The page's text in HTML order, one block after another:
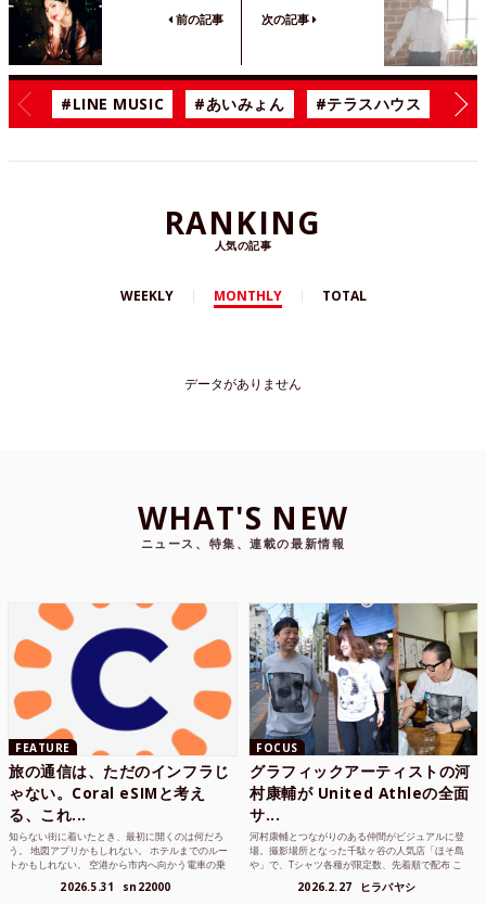
前の記事 次の記事
#LINE MUSIC #あいみょん #テラスハウス #
RANKING
人気の記事
WEEKLY MONTHLY TOTAL
データがありません
WHAT'S NEW
ニュース、特集、連載の最新情報
FEATURE
旅の通信は、ただのインフラじ
ゃない。Coral eSIMと考え
る、これ...
知らない街に着いたとき、最初に開くのは何だろ
う。 地図アプリかもしれない。 ホテルまでのルー
トかもしれない。 空港から市内へ向かう電車の乗
2026.5.31 sn22000
FOCUS
グラフィックアーティストの河
村康輔が United Athleの全面
サ...
河村康輔とつながりのある仲間がビジュアルに登
場。撮影場所となった千駄ヶ谷の人気店「ほそ島
や」で、Tシャツ各種が限定数、先着順で配布 こ
2026.2.27 ヒラバヤシ